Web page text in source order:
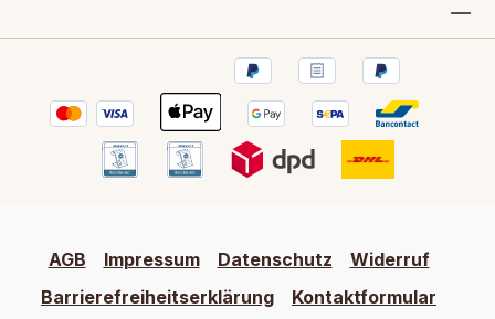
AGB Impressum Datenschutz
Widerruf
Barrierefreiheitserklärung
Kontaktformular